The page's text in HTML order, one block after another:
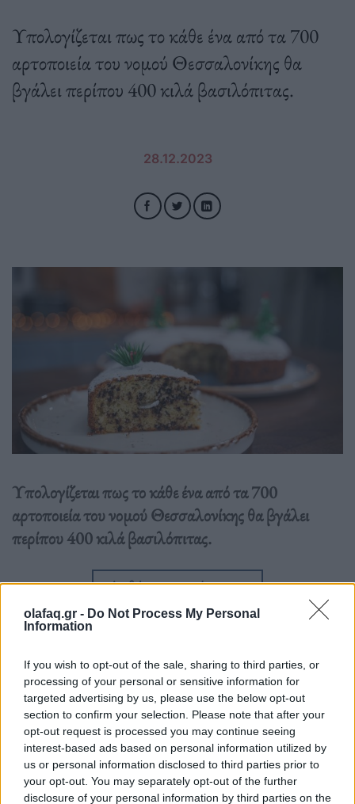
olafaq.gr - Do Not Process My Personal
Information
If you wish to opt-out of the sale, sharing to third parties, or
processing of your personal or sensitive information for
targeted advertising by us, please use the below opt-out
section to confirm your selection. Please note that after your
opt-out request is processed you may continue seeing
interest-based ads based on personal information utilized by
us or personal information disclosed to third parties prior to
your opt-out. You may separately opt-out of the further
disclosure of your personal information by third parties on the
Υπολογίζεται πως το κάθε ένα από τα 700
αρτοποιεία του νομού Θεσσαλονίκης θα
βγάλει περίπου 400 κιλά βασιλόπιτας.
28.12.2023
Υπολογίζεται πως το κάθε ένα από τα 700
αρτοποιεία του νομού Θεσσαλονίκης θα βγάλει
περίπου 400 κιλά βασιλόπιτας.
Διαβάστε περισσότερα→
Δημοσιεύθηκε σεΕλλάδα| Taggedβασιλόπιτα,Θεσσαλονίκη
Δείτε επίσης